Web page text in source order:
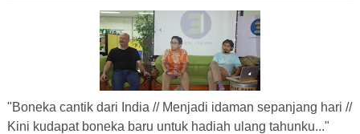
"Boneka cantik dari India // Menjadi idaman sepanjang hari //
Kini kudapat boneka baru untuk hadiah ulang tahunku..."